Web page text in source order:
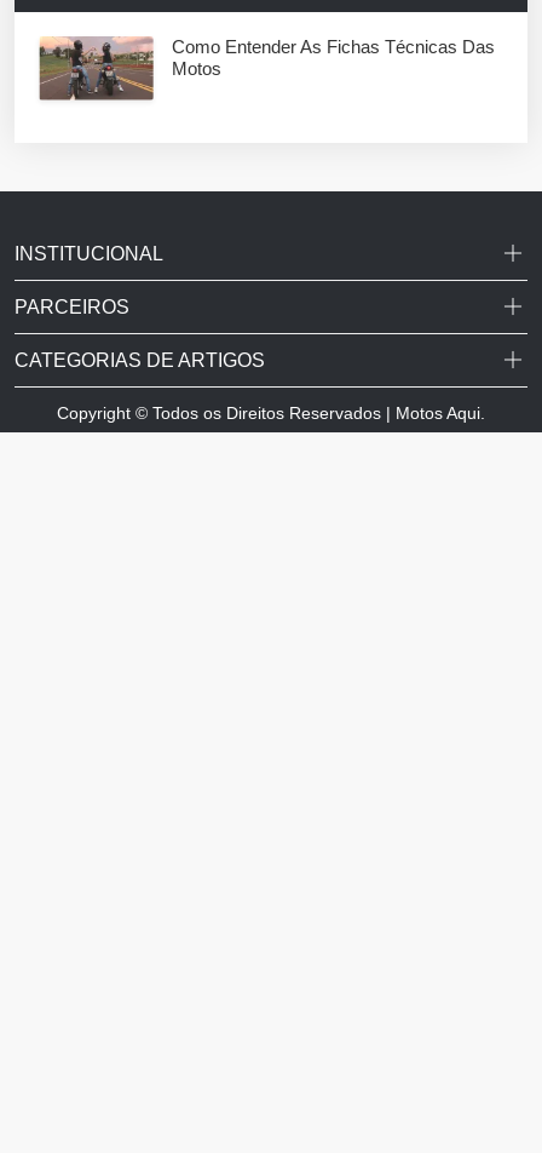
Como Entender As Fichas Técnicas Das
Motos
INSTITUCIONAL
PARCEIROS
CATEGORIAS DE ARTIGOS
Copyright © Todos os Direitos Reservados | Motos Aqui.